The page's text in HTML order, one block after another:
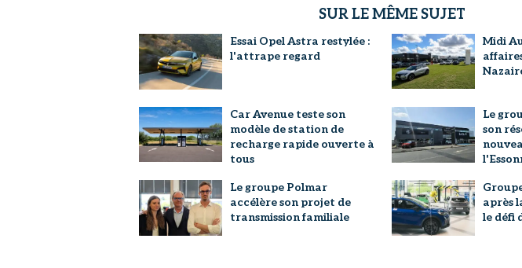
SUR LE MÊME SUJET
Essai Opel Astra restylée :
l'attrape regard
Midi
Car Avenue teste son
modèle de station de
recharge rapide ouverte à
tous
Le
son
Le groupe Polmar
accélère son projet de
transmission familiale
après
le défi